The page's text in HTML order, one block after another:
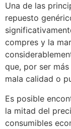
Una de las
repuesto
compres y la
que, por ser
mala calidad o
Es posible
la mitad del
consumibles